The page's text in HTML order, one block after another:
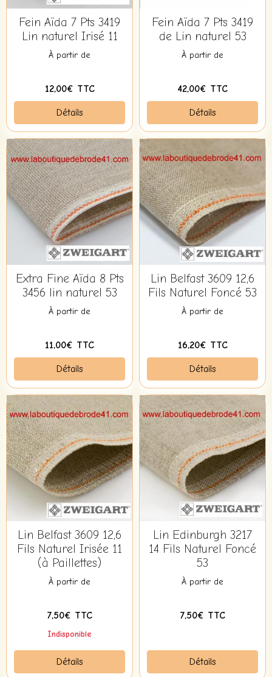
Fein Aïda 7 Pts 3419
Lin naturel Irisé 11
À partir de
12,00€ TTC
Détails
Fein Aïda 7 Pts 3419
de Lin naturel 53
À partir de
42,00€ TTC
Détails
Extra Fine Aïda 8 Pts
3456 lin naturel 53
À partir de
11,00€ TTC
Détails
Lin Belfast 3609 12,6
Fils Naturel Foncé 53
À partir de
16,20€ TTC
Détails
Lin Belfast 3609 12,6
Fils Naturel Irisée 11
(à Paillettes)
À partir de
7,50€ TTC
Indisponible
Détails
Lin Edinburgh 3217
14 Fils Naturel Foncé
53
À partir de
7,50€ TTC
Détails